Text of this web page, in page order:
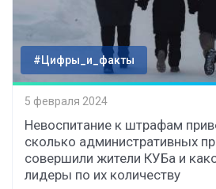
#Цифры_и_факты
5 февраля 2024
Невоспитание к штрафам
сколько административных
совершили жители КУБа и
лидеры по их количеству